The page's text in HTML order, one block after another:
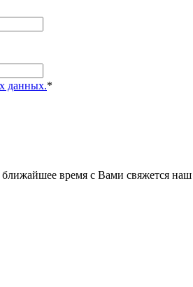
данных.*
время с Вами свяжется наш